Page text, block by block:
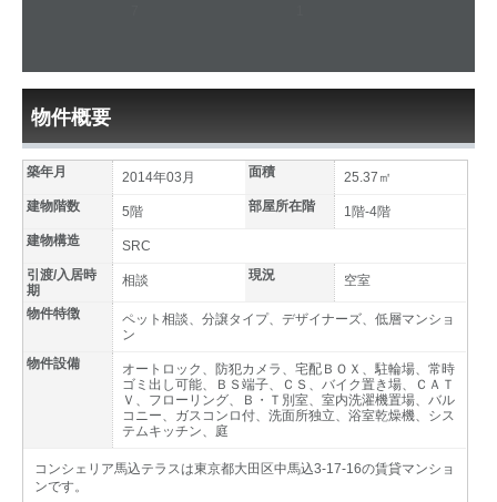
物件概要
築年月 2014年03月 面積
25.37㎡
建物階数
5階 部屋所在階
1階-4階
建物構造
SRC
引渡/入居時
期
相談 現況 空室
物件特徴
ペット相談、分譲タイプ、デザイナーズ、低層マンショ
ン
物件設備
オートロック、防犯カメラ、宅配ＢＯＸ、駐輪場、常時
ゴミ出し可能、ＢＳ端子、ＣＳ、バイク置き場、ＣＡＴ
Ｖ、フローリング、Ｂ・Ｔ別室、室内洗濯機置場、バル
コニー、ガスコンロ付、洗面所独立、浴室乾燥機、シス
テムキッチン、庭
コンシェリア馬込テラスは東京都大田区中馬込3-17-16の賃貸マンショ
ンです。